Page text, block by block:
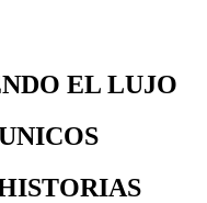
EL LUJO